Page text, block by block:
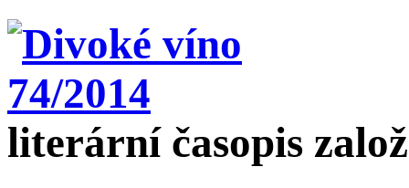
literární časopis